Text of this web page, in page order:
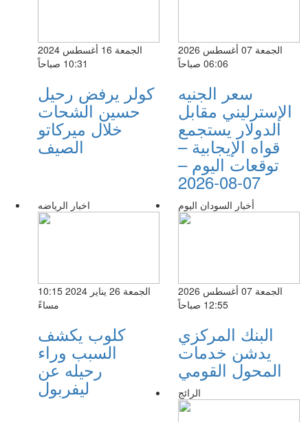
الجمعة 16 أغسطس 2024
10:31 صباحاً
كولر يرفض رحيل
حسين الشحات
خلال ميركاتو
الصيف
الجمعة 07 أغسطس 2026
06:06 صباحاً
سعر الجنيه
الإسترليني مقابل
الدولار يستجمع
قواه الإيجابية –
توقعات اليوم –
07-08-2026
اخبار الرياضه
الجمعة 26 يناير 2024 10:15
مساءً
كلوب يكشف
السبب وراء
رحيله عن
ليفربول
أخبار السودان اليوم
الجمعة 07 أغسطس 2026
12:55 صباحاً
البنك المركزي
يدشن خدمات
المحول القومي
الرائج